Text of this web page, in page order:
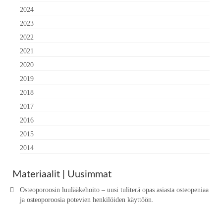
2024
2023
2022
2021
2020
2019
2018
2017
2016
2015
2014
Materiaalit | Uusimmat
Osteoporoosin luulääkehoito – uusi tuliterä opas asiasta osteopeniaa
ja osteoporoosia potevien henkilöiden käyttöön.